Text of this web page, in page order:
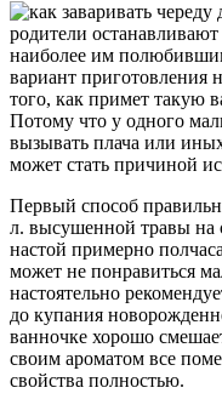
родители
наиболее им
вариант приготовления
того, как примет такую
Потому что у одного
вызывать плача или
может стать причиной
Первый способ
л. высушенной травы на
настой примерно
может не понравиться
настоятельно
до купания
ванночке хорошо
своим ароматом все
свойства полностью.